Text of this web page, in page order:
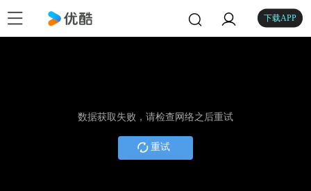
下载APP
数据获取失败，请检查网络之后重试
重试